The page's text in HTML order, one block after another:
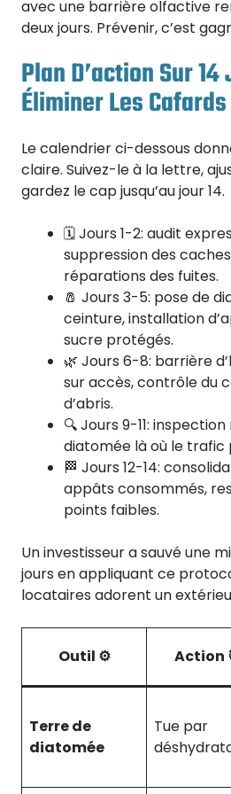
avec une barrière olfactive
deux jours. Prévenir, c’est
Plan D’action Sur
Éliminer Les
Le calendrier ci-dessous
claire. Suivez-le à la lettre,
gardez le cap jusqu’au jour 14.
🗓️ Jours 1-2: audit
suppression des
réparations des fuites.
🧂 Jours 3-5: pose de
ceinture, installation
sucre protégés.
🌿 Jours 6-8: barrière
sur accès, contrôle du
d’abris.
🔍 Jours 9-11:
diatomée là où le trafic
🏁 Jours 12-14:
appâts consommés,
points faibles.
Un investisseur a sauvé une
jours en appliquant ce
locataires adorent un
Outil ⚙️ Action
Terre de
diatomée
Tue par